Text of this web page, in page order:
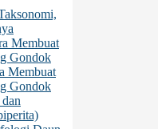
Membuat
Gondok
Membuat
Gondok